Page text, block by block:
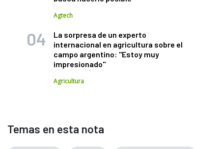
Agtech
La sorpresa de un experto
internacional en agricultura sobre el
campo argentino: "Estoy muy
impresionado"
Agricultura
Temas en esta nota